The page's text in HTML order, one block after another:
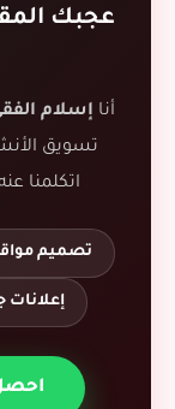
عجبك
أنا إسلام
تسويق
اتكلمنا
تصميم
إعلانات